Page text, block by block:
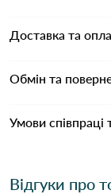
Доставка та
Обмін та
Умови співпраці
Відгуки про